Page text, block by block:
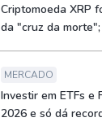
Criptomoeda XRP
da "cruz da
MERCADO
Investir em ETFs e
2026 e só dá